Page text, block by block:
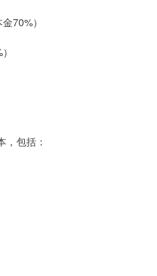
70%）
，包括：